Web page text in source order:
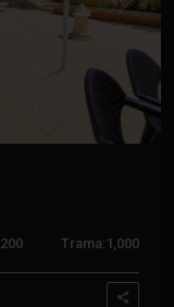
200 Trama: 1,000